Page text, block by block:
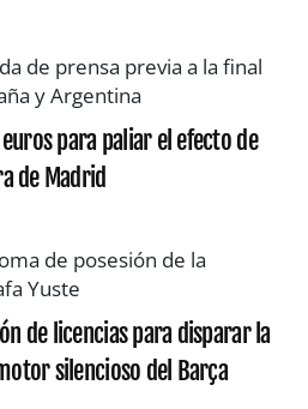
para paliar el efecto de
de Madrid
de licencias para disparar la
silencioso del Barça